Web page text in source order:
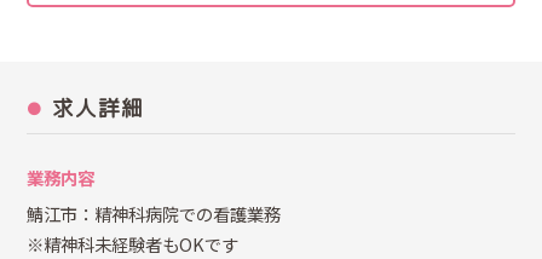
求人詳細
業務内容
鯖江市：精神科病院での看護業務
※精神科未経験者もOKです